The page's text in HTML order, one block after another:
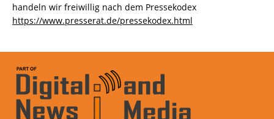
handeln wir freiwillig nach dem Pressekodex
https://www.presserat.de/pressekodex.html